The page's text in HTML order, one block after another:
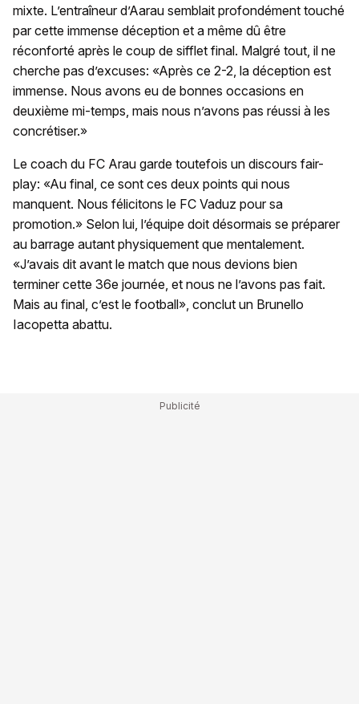
mixte. L’entraîneur d’Aarau semblait profondément touché
par cette immense déception et a même dû être
réconforté après le coup de sifflet final. Malgré tout, il ne
cherche pas d’excuses: «Après ce 2-2, la déception est
immense. Nous avons eu de bonnes occasions en
deuxième mi-temps, mais nous n’avons pas réussi à les
concrétiser.»
Le coach du FC Arau garde toutefois un discours fair-
play: «Au final, ce sont ces deux points qui nous
manquent. Nous félicitons le FC Vaduz pour sa
promotion.» Selon lui, l’équipe doit désormais se préparer
au barrage autant physiquement que mentalement.
«J’avais dit avant le match que nous devions bien
terminer cette 36e journée, et nous ne l’avons pas fait.
Mais au final, c’est le football», conclut un Brunello
Iacopetta abattu.